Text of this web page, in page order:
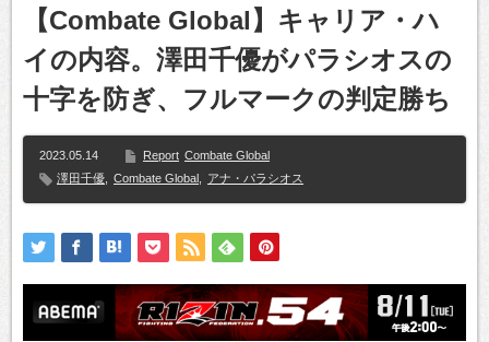
【Combate Global】キャリア・ハ
イの内容。澤田千優がパラシオスの
十字を防ぎ、フルマークの判定勝ち
2023.05.14 Report Combate Global
澤田千優
Combate Global アナ・パラシオス